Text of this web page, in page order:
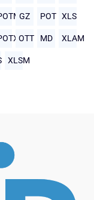
GZ POT XLS
OTT MD XLAM
XLSM